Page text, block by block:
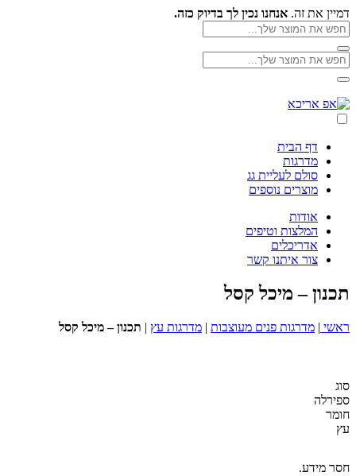
Skip
to
content
דמיין את זה. אנחנו נכין לך בדיוק כזה.
חפש
את
המוצר
שלך
חפש
את
המוצר
חפש
את
המוצר
שלך
חפש
את
המוצר
שלך
אריכא
דף הבית
מדרגות
סולם לעליית גג
מוצרים נוספים
אודות
המלצות וטיפים
אדריכלים
צור איתנו קשר
תכנון – מיכל קסל
ראשי | מדרגות פנים מעוצבות | מדרגות עץ | תכנון – מיכל קסל
סוג
ספירלה
חומר
עץ
חסר מידע.